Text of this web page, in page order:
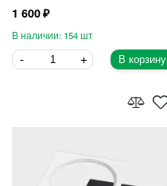
1 600
154
В корзину